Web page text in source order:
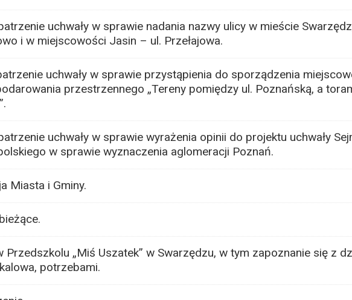
uchwały w sprawie nadania nazwy ulicy w mieście
i w miejscowości Jasin – ul. Przełajowa.
uchwały w sprawie przystąpienia do sporządzenia
przestrzennego „Tereny pomiędzy ul. Poznańską, a
uchwały w sprawie wyrażenia opinii do projektu uchwały
w sprawie wyznaczenia aglomeracji Poznań.
Miasta i Gminy.
Przedszkolu „Miś Uszatek” w Swarzędzu, w tym zapoznanie się z
potrzebami.